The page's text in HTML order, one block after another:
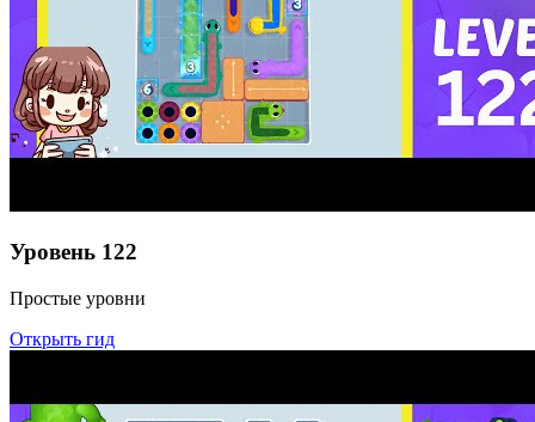
Уровень 122
Простые уровни
Открыть гид